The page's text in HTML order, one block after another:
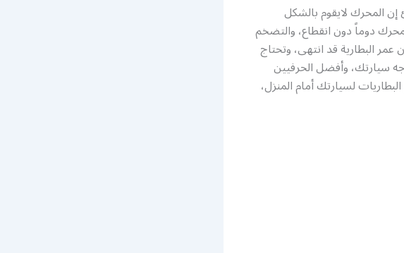
المحرك لايقوم بالشكل
دوماً دون انقطاع، والتضخم
البطارية قد انتهى، وتحتاج
سيارتك، وأفضل الحرفيين
لسيارتك أمام المنزل،